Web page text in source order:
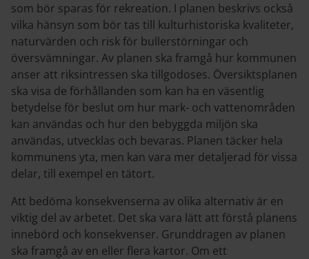
som bör sparas för rekreation. I planen beskrivs också
vilka hänsyn som bör tas till kulturhistoriska kvaliteter,
naturvärden och risk för bullerstörningar och
översvämningar. Av planen ska framgå hur kommunen
anser att riksintressen ska tillgodoses. Översiktsplanen
ska visa de förhållanden som kan ha en väsentlig
betydelse för beslut om hur mark- och vattenområden
kan användas och hur den bebyggda miljön ska
användas, utvecklas och bevaras. Planen täcker hela
kommunens yta, men kan vara mer detaljerad för vissa
delar, till exempel en tätort.
Att bedöma konsekvenserna av olika alternativ är en
viktig del av arbetet. Det ska vara lätt att förstå planens
innebörd och konsekvenser. Grunddragen av planen
ska framgå av en eller flera kartor. Om ett